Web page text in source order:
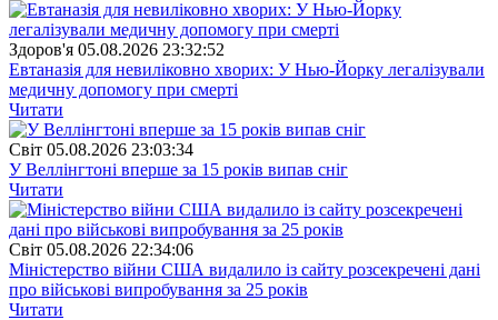
Здоров'я 05.08.2026 23:32:52
Евтаназія для невиліковно хворих: У Нью-Йорку легалізували
медичну допомогу при смерті
Читати
Свiт 05.08.2026 23:03:34
У Веллінгтоні вперше за 15 років випав сніг
Читати
Свiт 05.08.2026 22:34:06
Міністерство війни США видалило із сайту розсекречені дані
про військові випробування за 25 років
Читати